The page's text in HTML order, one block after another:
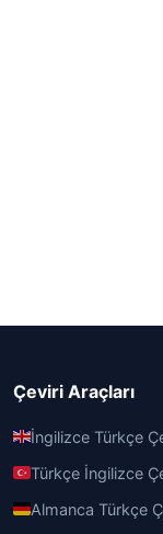
Çeviri Araçları
İngilizce Türkçe
Türkçe İngilizce
Almanca Türkçe